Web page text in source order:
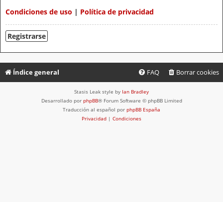
Condiciones de uso | Política de privacidad
Registrarse
Índice general Borrar cookies
FAQ
Stasis Leak style by Ian Bradley
Desarrollado por phpBB® Forum Software © phpBB Limited
Traducción al español por phpBB España
Privacidad | Condiciones